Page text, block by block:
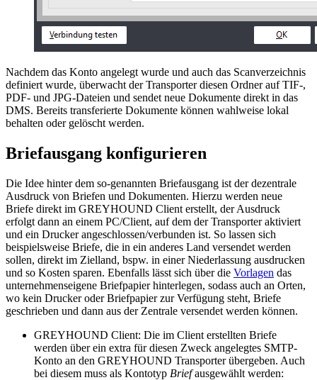
Nachdem das Konto angelegt wurde und auch das Scanverzeichnis
definiert wurde, überwacht der Transporter diesen Ordner auf TIF-,
PDF- und JPG-Dateien und sendet neue Dokumente direkt in das
DMS. Bereits transferierte Dokumente können wahlweise lokal
behalten oder gelöscht werden.
Briefausgang konfigurieren
Die Idee hinter dem so-genannten Briefausgang ist der dezentrale
Ausdruck von Briefen und Dokumenten. Hierzu werden neue
Briefe direkt im GREYHOUND Client erstellt, der Ausdruck
erfolgt dann an einem PC/Client, auf dem der Transporter aktiviert
und ein Drucker angeschlossen/verbunden ist. So lassen sich
beispielsweise Briefe, die in ein anderes Land versendet werden
sollen, direkt im Zielland, bspw. in einer Niederlassung ausdrucken
und so Kosten sparen. Ebenfalls lässt sich über die Vorlagen das
unternehmenseigene Briefpapier hinterlegen, sodass auch an Orten,
wo kein Drucker oder Briefpapier zur Verfügung steht, Briefe
geschrieben und dann aus der Zentrale versendet werden können.
GREYHOUND Client: Die im Client erstellten Briefe
werden über ein extra für diesen Zweck angelegtes SMTP-
Konto an den GREYHOUND Transporter übergeben. Auch
bei diesem muss als Kontotyp Briefausgewählt werden: